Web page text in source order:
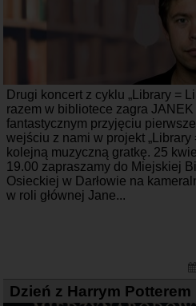
Drugi koncert z cyklu „Library =
razem w bibliotece zagra
fantastycznym przyjęciu
wejściu z nami w projekt „Library
kolejną muzyczną gratkę. 25
19.00 zapraszamy do Miejskiej
Osieckiej w Darłowie na
w roli głównej Jane...
Dzień z Harrym Potterem